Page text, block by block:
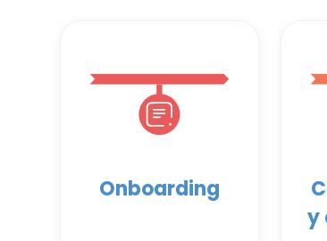
Onboarding
y